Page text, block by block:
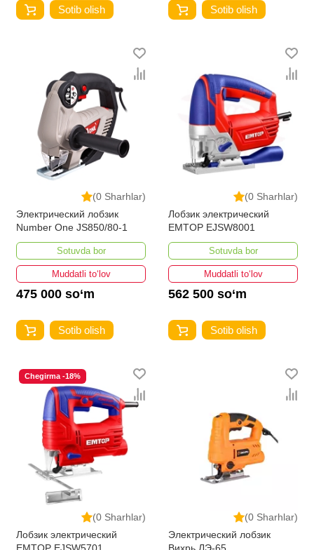
Sotib olish Sotib olish
(0 Sharhlar)
Электрический лобзик
Number One JS850/80-1
Sotuvda bor
Muddatli to‘lov
475 000 so‘m
Sotib olish
(0 Sharhlar)
Лобзик электрический
EMTOP EJSW8001
Sotuvda bor
Muddatli to‘lov
562 500 so‘m
Sotib olish
(0 Sharhlar)
Chegirma -18%
Лобзик электрический
(0 Sharhlar)
Электрический лобзик